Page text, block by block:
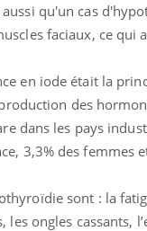
qu'un cas
faciaux, ce
en iode était la
des
dans les pays
3,3% des femmes
sont : la
les ongles cassants,